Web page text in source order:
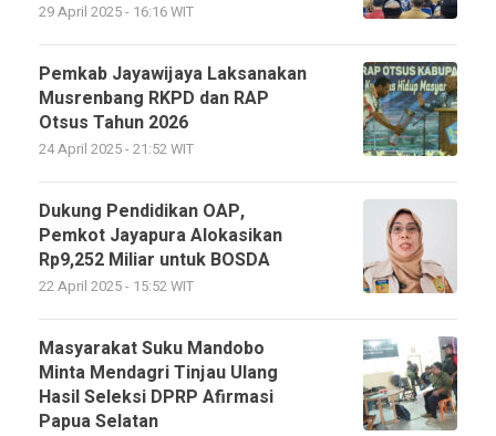
29 April 2025 - 16:16 WIT
Pemkab Jayawijaya Laksanakan
Musrenbang RKPD dan RAP
Otsus Tahun 2026
24 April 2025 - 21:52 WIT
Dukung Pendidikan OAP,
Pemkot Jayapura Alokasikan
Rp9,252 Miliar untuk BOSDA
22 April 2025 - 15:52 WIT
Masyarakat Suku Mandobo
Minta Mendagri Tinjau Ulang
Hasil Seleksi DPRP Afirmasi
Papua Selatan